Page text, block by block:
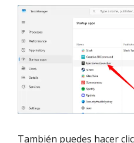
También puedes hacer